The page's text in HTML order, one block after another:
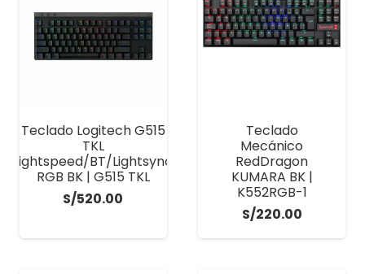
Teclado Logitech G515
TKL
Lightspeed/BT/Lightsync
RGB BK | G515 TKL
S/520.00
Teclado
Mecánico
RedDragon
KUMARA BK |
K552RGB-1
S/220.00